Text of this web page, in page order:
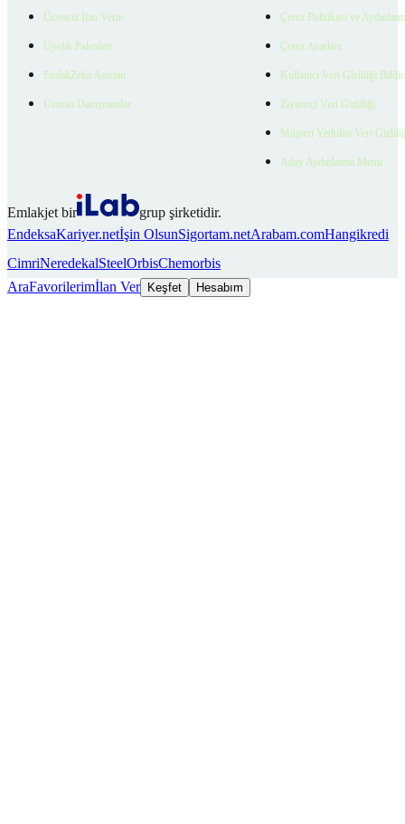
Ücretsiz İlan Verin
Üyelik Paketleri
EmlakZeka Asistan
Uzman Danışmanlar
Çerez Politikası ve
Çerez Ayarları
Kullanıcı Veri Gizliliği
Ziyaretçi Veri Gizliliği
Müşteri Yetkilisi Veri
Aday Aydınlatma Metni
Emlakjet bir
grup şirketidir.
EndeksaKariyer.netİşin OlsunSigortam.netArabam.comHangikredi
CimriNeredekalSteelOrbisChemorbis
AraFavorilerimİlan Ver Keşfet Hesabım